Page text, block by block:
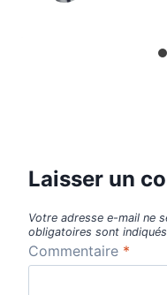
Laisser un
Votre adresse e-mail ne
obligatoires sont
Commentaire *